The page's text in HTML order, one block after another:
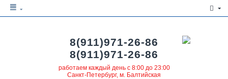
8(911)971-26-86
8(911)971-26-86
работаем каждый день с 8:00 до 23:00
Санкт-Петербург, м. Балтийская